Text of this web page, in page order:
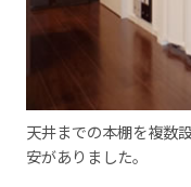
天井までの本棚を複数
安がありました。